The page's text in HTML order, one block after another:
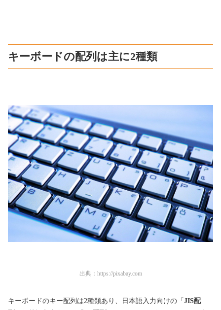
キーボードの配列は主に2種類
出典： https://pixabay.com
キーボードのキー配列は2種類あり、日本語入力向けの「 JIS配